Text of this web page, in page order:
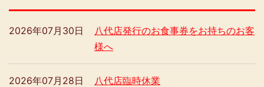
八代店発行のお食事券をお持ちのお客
様へ
2026年07月30日
八代店臨時休業
2026年07月28日